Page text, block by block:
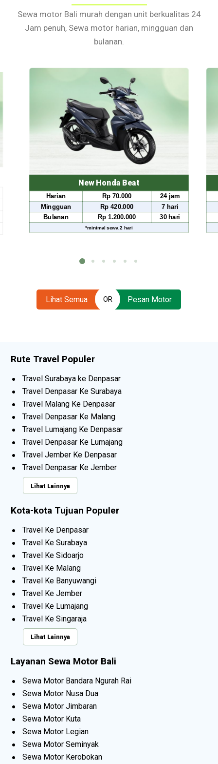
Sewa motor Bali murah dengan unit berkualitas 24
Jam penuh, Sewa motor harian, mingguan dan
bulanan.
Rp 70.000
Rp 420.000
Rp 1.200.000 30 hari
Harian
Mingguan
Bulanan
Lihat Semua OR Pesan Motor
Rute Travel Populer
Travel Surabaya ke Denpasar
Travel Denpasar Ke Surabaya
Travel Malang Ke Denpasar
Travel Denpasar Ke Malang
Travel Lumajang Ke Denpasar
Travel Denpasar Ke Lumajang
Travel Jember Ke Denpasar
Travel Denpasar Ke Jember
Lihat Lainnya
Kota-kota Tujuan Populer
Travel Ke Denpasar
Travel Ke Surabaya
Travel Ke Sidoarjo
Travel Ke Malang
Travel Ke Banyuwangi
Travel Ke Jember
Travel Ke Lumajang
Travel Ke Singaraja
Lihat Lainnya
Layanan Sewa Motor Bali
Sewa Motor Bandara Ngurah Rai
Sewa Motor Nusa Dua
Sewa Motor Jimbaran
Sewa Motor Kuta
Sewa Motor Legian
Sewa Motor Seminyak
Sewa Motor Kerobokan